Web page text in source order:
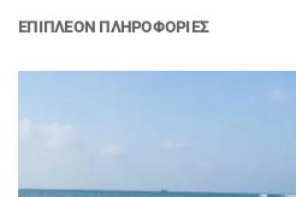
ΕΠΙΠΛΈΟΝ ΠΛΗΡΟΦΟΡΊΕΣ